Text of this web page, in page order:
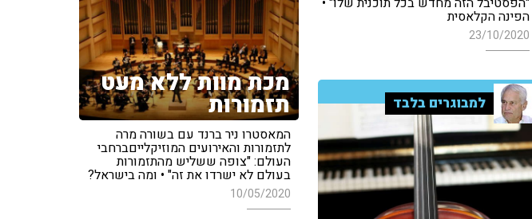
הפינה הקלאסית
23/10/2020
מכת מוות ללא מעט
תזמורות
המאסטרו ניר ברנד עם בשורה מרה
לתזמורות והאירועים המוזיקלייםברחבי
העולם: "צופה ששליש מהתזמורות
בעולם לא ישרדו את זה" • ומה בישראל?
10/05/2020
למבוגרים בלבד